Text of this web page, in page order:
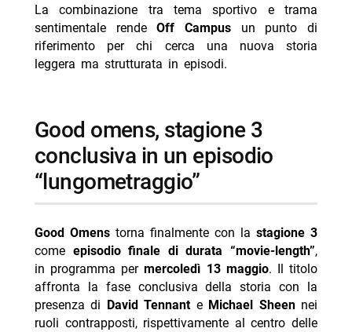
La combinazione tra tema sportivo e trama
sentimentale rendeOff Campus un punto di
riferimento per chi cerca una nuova storia
leggera ma strutturata in episodi.
good omens, stagione 3
conclusiva in un episodio
“lungometraggio”
Good Omenstorna finalmente con lastagione 3
come episodio finale di durata “movie-length”,
in programma permercoledì 13 maggio. Il titolo
affronta la fase conclusiva della storia con la
presenza di David Tennante Michael Sheennei
ruoli contrapposti, rispettivamente al centro delle